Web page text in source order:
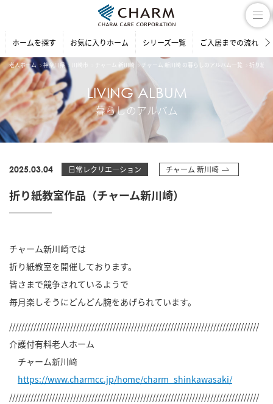
ホームを探す お気に入りホーム シリーズ一覧 ご入居までの流れ
老人ホーム 神奈川県 チャーム 新川崎 チャーム 新川崎 の暮らしのアルバム一覧 折り紙教
LIVING ALBUM
暮らしのアルバム
2025.03.04 日常レクリエ―ション チャーム 新川崎
折り紙教室作品（チャーム新川崎）
チャーム新川崎では
折り紙教室を開催しております。
皆さまで競争されているようで
毎月楽しそうにどんどん腕をあげられています。
//////////////////////////////////////////////////////////////////////////////////
介護付有料老人ホーム
チャーム新川﨑
https://www.charmcc.jp/home/charm_shinkawasaki/
//////////////////////////////////////////////////////////////////////////////////